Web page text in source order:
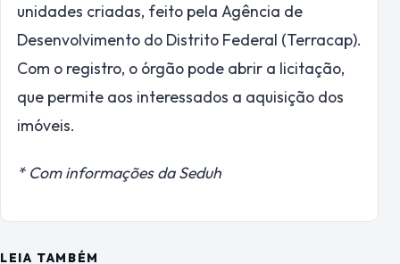
unidades criadas, feito pela Agência de
Desenvolvimento do Distrito Federal (Terracap).
Com o registro, o órgão pode abrir a licitação,
que permite aos interessados a aquisição dos
imóveis.
* Com informações da Seduh
LEIA TAMBÉM